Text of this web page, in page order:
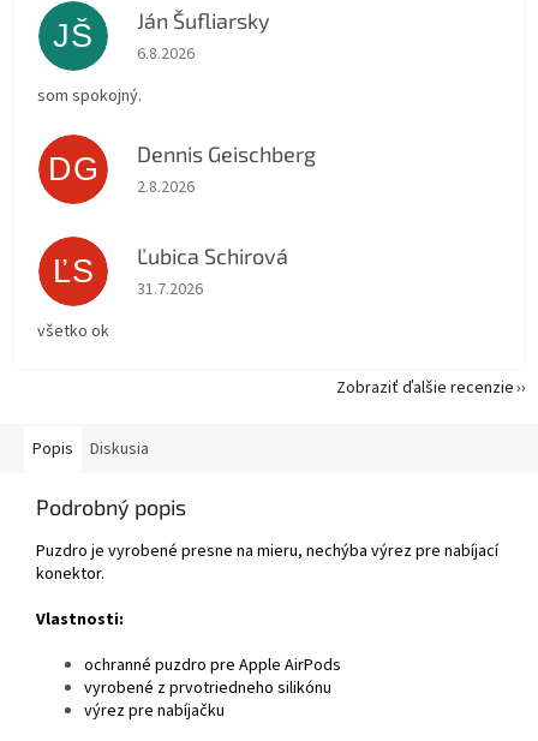
Popis Diskusia
Podrobný popis
Puzdro je vyrobené presne na mieru, nechýba výrez pre nabíjací
konektor.
Vlastnosti:
ochranné puzdro pre Apple AirPods
vyrobené z prvotriedneho silikónu
výrez pre nabíjačku
JŠ Ján Šufliarsky
Hodnotenie obchodu je 5 z 5 hviezdičiek.
6.8.2026
som spokojný.
DG Dennis Geischberg
Hodnotenie obchodu je 5 z 5 hviezdičiek.
2.8.2026
ĽS Ľubica Schirová
Hodnotenie obchodu je 5 z 5 hviezdičiek.
31.7.2026
všetko ok
Zobraziť ďalšie recenzie